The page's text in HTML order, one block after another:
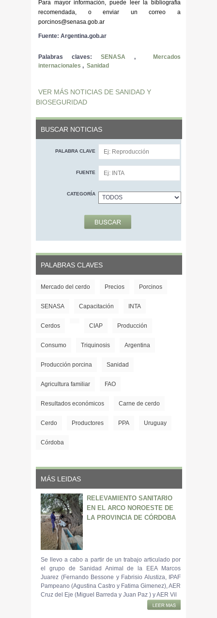
Para mayor información, puede leer la bibliografía
recomendada, o enviar un correo a
porcinos@senasa.gob.ar
Fuente: Argentina.gob.ar
Palabras claves: SENASA ,
Mercados
internacionales , Sanidad
VER MÁS NOTICIAS DE SANIDAD Y
BIOSEGURIDAD
BUSCAR NOTICIAS
PALABRA CLAVE
FUENTE
CATEGORÍA
PALABRAS CLAVES
Mercado del cerdo Precios Porcinos
SENASA Capacitación INTA
Cerdos CIAP Producción
Consumo Triquinosis Argentina
Producción porcina Sanidad
Agricultura familiar FAO
Resultados económicos Carne de cerdo
Cerdo Productores PPA Uruguay
Córdoba
MÁS LEIDAS
RELEVAMIENTO SANITARIO
EN EL ARCO NOROESTE DE
LA PROVINCIA DE CÓRDOBA
Se llevo a cabo a partir de un trabajo articulado por
el grupo de Sanidad Animal de la EEA Marcos
Juarez (Fernando Bessone y Fabrisio Alustiza, IPAF
Pampeano (Agustina Castro y Fatima Gimenez), AER
Cruz del Eje (Miguel Barreda y Juan Paz ) y AER Vil